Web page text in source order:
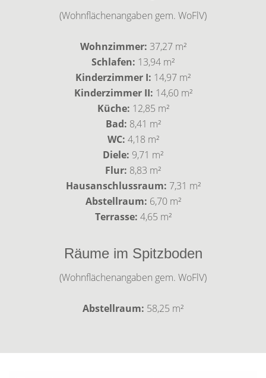
(Wohnflächenangaben gem. WoFlV)
Wohnzimmer: 37,27 m²
Schlafen: 13,94 m²
Kinderzimmer I: 14,97 m²
Kinderzimmer II: 14,60 m²
Küche: 12,85 m²
Bad: 8,41 m²
WC: 4,18 m²
Diele: 9,71 m²
Flur: 8,83 m²
Hausanschlussraum: 7,31 m²
Abstellraum: 6,70 m²
Terrasse: 4,65 m²
Räume im Spitzboden
(Wohnflächenangaben gem. WoFlV)
Abstellraum: 58,25 m²